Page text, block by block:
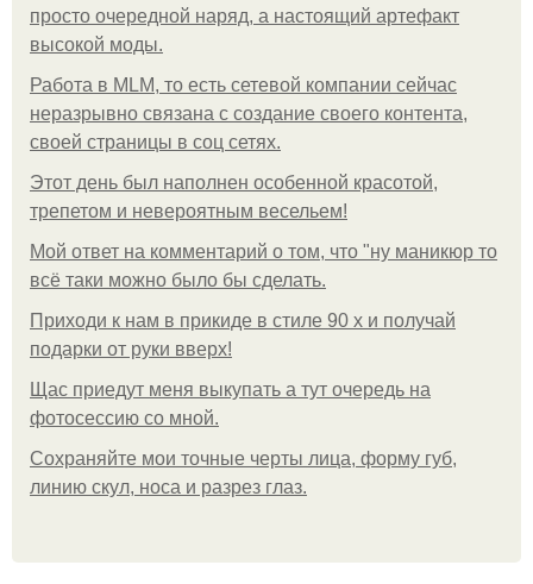
просто очередной наряд, а настоящий артефакт
высокой моды.
Работа в MLM, то есть сетевой компании сейчас
неразрывно связана с создание своего контента,
своей страницы в соц сетях.
Этот день был наполнен особенной красотой,
трепетом и невероятным весельем!
Мой ответ на комментарий о том, что "ну маникюр то
всё таки можно было бы сделать.
Приходи к нам в прикиде в стиле 90 х и получай
подарки от руки вверх!
Щас приедут меня выкупать а тут очередь на
фотосессию со мной.
Сохраняйте мои точные черты лица, форму губ,
линию скул, носа и разрез глаз.